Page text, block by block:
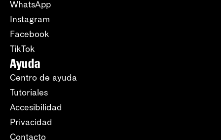
WhatsApp
Instagram
Facebook
TikTok
Ayuda
Centro de ayuda
Tutoriales
Accesibilidad
Privacidad
Contacto